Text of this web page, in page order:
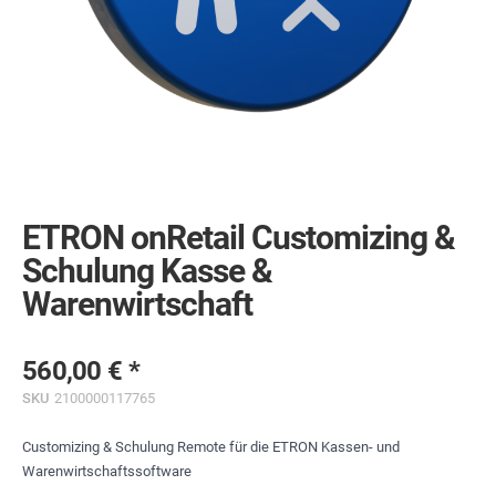
beginning
of
the
images
gallery
ETRON onRetail Customizing &
Schulung Kasse &
Warenwirtschaft
560,00 €
SKU 2100000117765
Customizing & Schulung Remote für die ETRON Kassen- und
Warenwirtschaftssoftware